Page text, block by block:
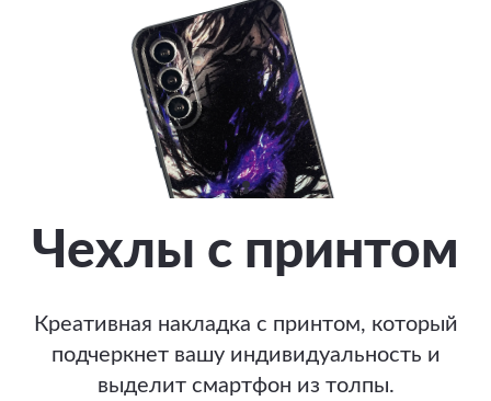
Чехлы с принтом
Креативная накладка с принтом, который
подчеркнет вашу индивидуальность и
выделит смартфон из толпы.